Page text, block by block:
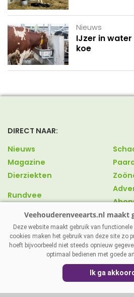
Nieuws
IJzer in
koe
DIRECT NAAR:
Nieuws
Magazine
Dierziekten
Rundvee
Over
VEEHOUDERENVEEARTS.NL |
AGRIMEDIA
Deze website maakt gebruik van
cookies maken het gebruik van deze site zo
hoeft bijvoorbeeld niet steeds opnieuw
optimaal bedienen met goede
Ik ga akkoord